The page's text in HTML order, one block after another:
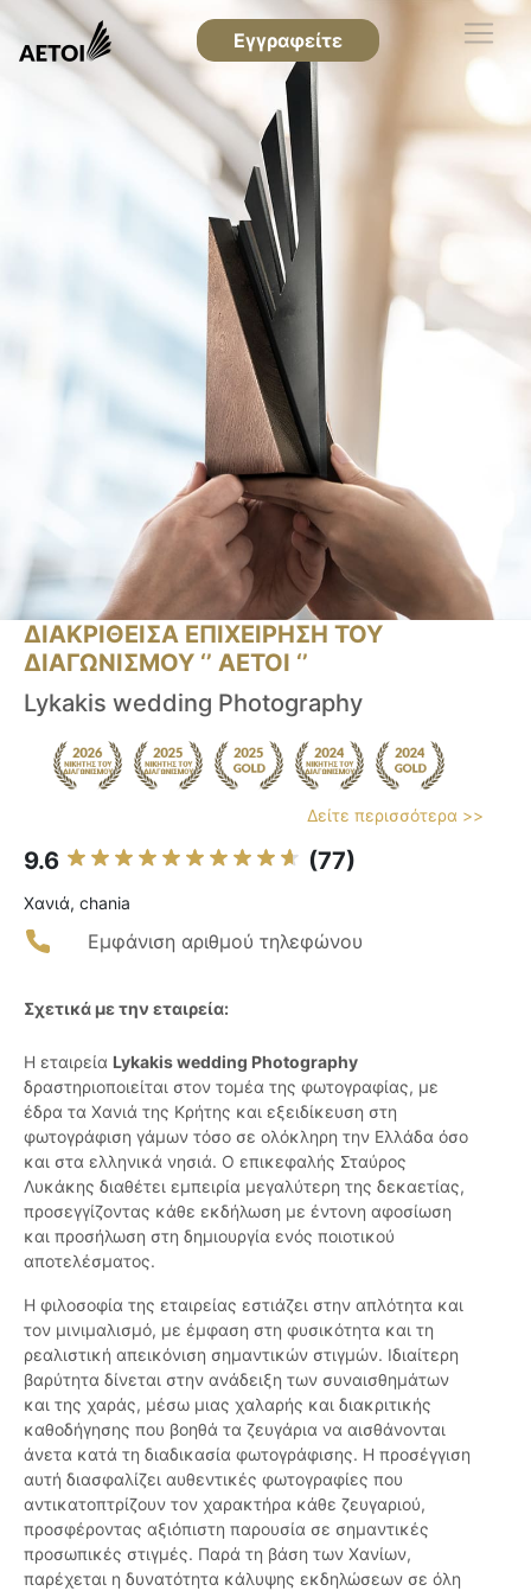
Εγγραφείτε
ΔΙΑΚΡΙΘΕΙΣΑ ΕΠΙΧΕΙΡΗΣΗ ΤΟΥ
ΔΙΑΓΩΝΙΣΜΟΥ ‘’ ΑΕΤΟΙ ‘’
Lykakis wedding Photography
Δείτε περισσότερα >>
9.6 (77)
Χανιά, chania
Εμφάνιση αριθμού τηλεφώνου
Σχετικά με την εταιρεία:
Η εταιρεία Lykakis wedding Photography
δραστηριοποιείται στον τομέα της φωτογραφίας, με
έδρα τα Χανιά της Κρήτης και εξειδίκευση στη
φωτογράφιση γάμων τόσο σε ολόκληρη την Ελλάδα όσο
και στα ελληνικά νησιά. Ο επικεφαλής Σταύρος
Λυκάκης διαθέτει εμπειρία μεγαλύτερη της δεκαετίας,
προσεγγίζοντας κάθε εκδήλωση με έντονη αφοσίωση
και προσήλωση στη δημιουργία ενός ποιοτικού
αποτελέσματος.
Η φιλοσοφία της εταιρείας εστιάζει στην απλότητα και
τον μινιμαλισμό, με έμφαση στη φυσικότητα και τη
ρεαλιστική απεικόνιση σημαντικών στιγμών. Ιδιαίτερη
βαρύτητα δίνεται στην ανάδειξη των συναισθημάτων
και της χαράς, μέσω μιας χαλαρής και διακριτικής
καθοδήγησης που βοηθά τα ζευγάρια να αισθάνονται
άνετα κατά τη διαδικασία φωτογράφισης. Η προσέγγιση
αυτή διασφαλίζει αυθεντικές φωτογραφίες που
αντικατοπτρίζουν τον χαρακτήρα κάθε ζευγαριού,
προσφέροντας αξιόπιστη παρουσία σε σημαντικές
προσωπικές στιγμές. Παρά τη βάση των Χανίων,
παρέχεται η δυνατότητα κάλυψης εκδηλώσεων σε όλη